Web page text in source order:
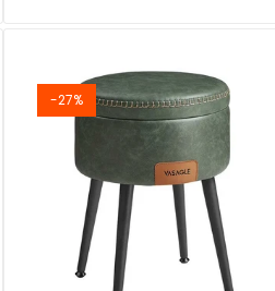
-27%